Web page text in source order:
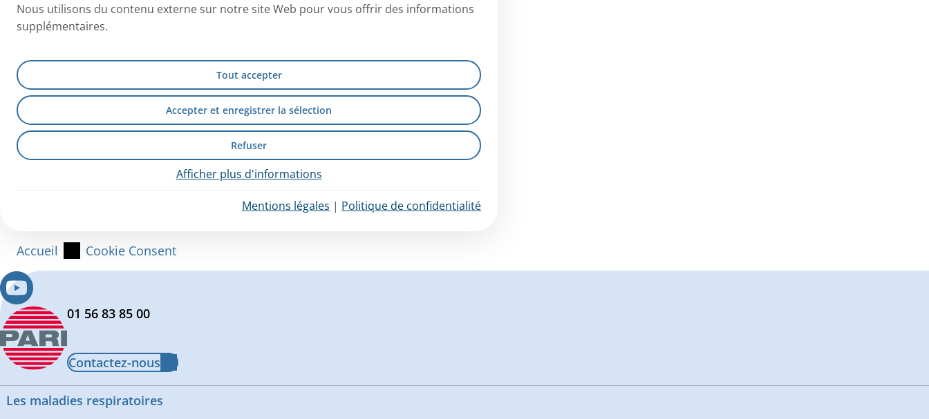
Nous utilisons du contenu externe sur notre site Web pour vous offrir des informations
supplémentaires.
Tout accepter
Accepter et enregistrer la sélection
Refuser
Afficher plus d'informations
Mentions légales | Politique de confidentialité
Accueil Cookie Consent
01 56 83 85 00
Contactez-nous
Les maladies respiratoires